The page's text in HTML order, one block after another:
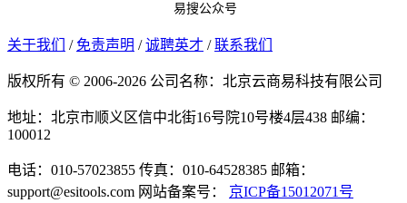
易搜公众号
关于我们 / 免责声明 / 诚聘英才 / 联系我们
版权所有 © 2006-2026 公司名称：北京云商易科技有限公司
地址：北京市顺义区信中北街16号院10号楼4层438 邮编：
100012
电话：010-57023855 传真：010-64528385 邮箱：
support@esitools.com 网站备案号： 京ICP备15012071号